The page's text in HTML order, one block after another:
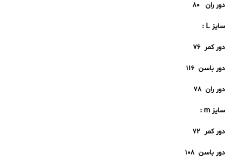
دور ران 80
سایز L :
دور کمر 76
دور باسن 116
دور ران 78
سایز m :
دور کمر 72
دور باسن 108